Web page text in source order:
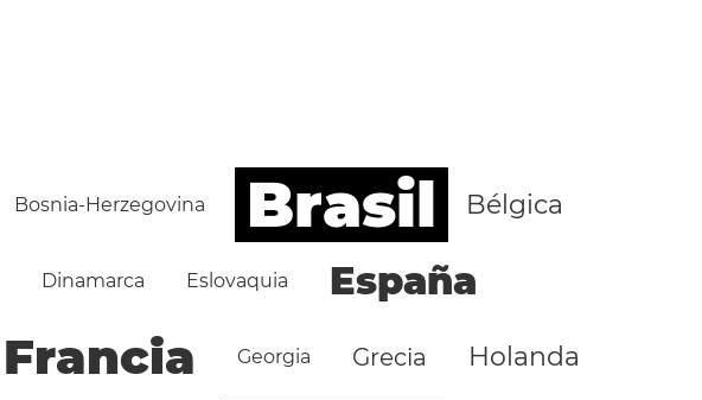
Bosnia-Herzegovina Brasil Bélgica
Dinamarca Eslovaquia España
Francia Georgia Grecia Holanda